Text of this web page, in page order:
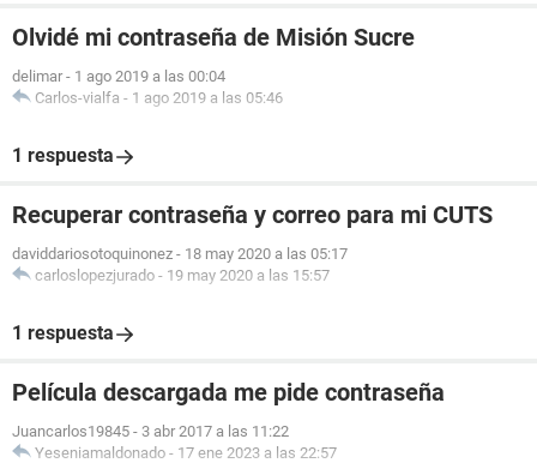
Olvidé mi contraseña de Misión Sucre
delimar - 1 ago 2019 a las 00:04
Carlos-vialfa - 1 ago 2019 a las 05:46
1 respuesta
Recuperar contraseña y correo para mi CUTS
daviddariosotoquinonez - 18 may 2020 a las 05:17
carloslopezjurado - 19 may 2020 a las 15:57
1 respuesta
Película descargada me pide contraseña
Juancarlos19845 - 3 abr 2017 a las 11:22
Yeseniamaldonado - 17 ene 2023 a las 22:57